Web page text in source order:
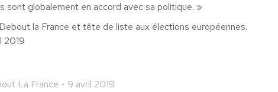
sont globalement en accord avec sa politique. »
la France et tête de liste aux élections européennes.
2019
La France 9 avril 2019